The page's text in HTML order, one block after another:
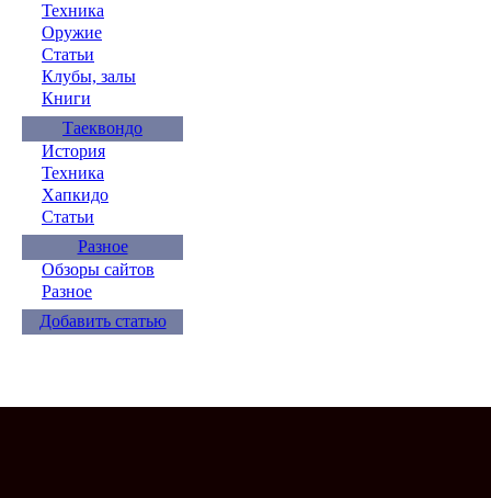
Техника
Оружие
Статьи
Клубы, залы
Книги
Таеквондо
История
Техника
Хапкидо
Статьи
Разное
Обзоры сайтов
Разное
Добавить статью